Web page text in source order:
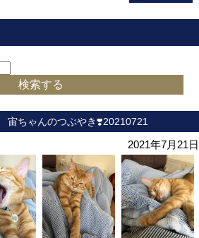
ちゃんのつぶやき❣️20210721
2021年7月21日